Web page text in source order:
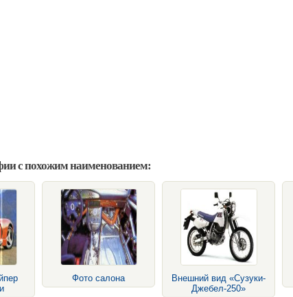
с похожим наименованием:
Фото салона
Внешний вид «Сузуки-
Джебел-250»